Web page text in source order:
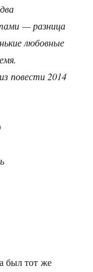
— разница
любовные
повести 2014
был тот же